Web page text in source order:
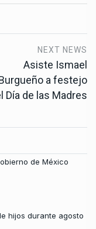
NEXT NEWS
Asiste Ismael
a festejo
Día de las Madres
de México
hijos durante agosto